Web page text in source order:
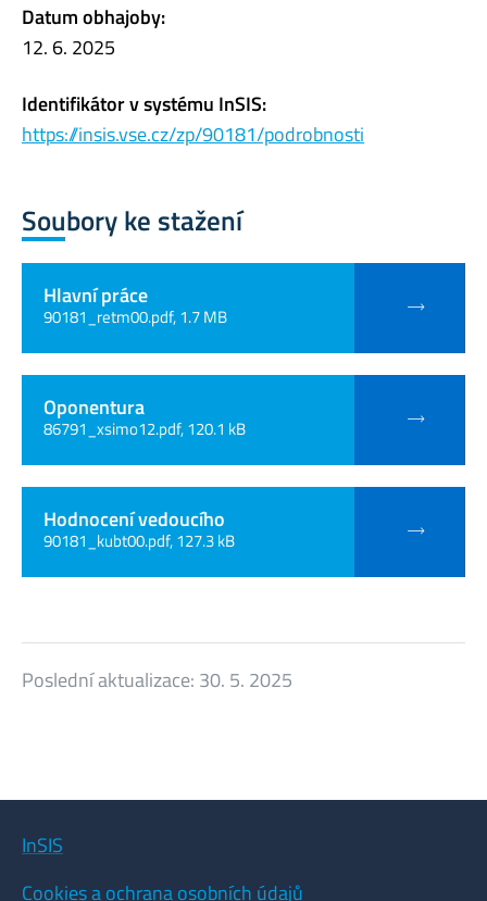
Datum obhajoby:
12. 6. 2025
Identifikátor v systému InSIS:
https://insis.vse.cz/zp/90181/podrobnosti
Soubory ke stažení
Hlavní práce
90181_retm00.pdf, 1.7 MB
Oponentura
86791_xsimo12.pdf, 120.1 kB
Hodnocení vedoucího
90181_kubt00.pdf, 127.3 kB
Poslední aktualizace: 30. 5. 2025
InSIS
Cookies a ochrana osobních údajů